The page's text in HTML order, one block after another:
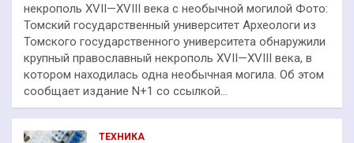
некрополь XVII—XVIII века с необычной могилой Фото:
Томский государственный университет Археологи из
Томского государственного университета обнаружили
крупный православный некрополь XVII—XVIII века, в
котором находилась одна необычная могила. Об этом
сообщает издание N+1 со ссылкой…
ТЕХНИКА